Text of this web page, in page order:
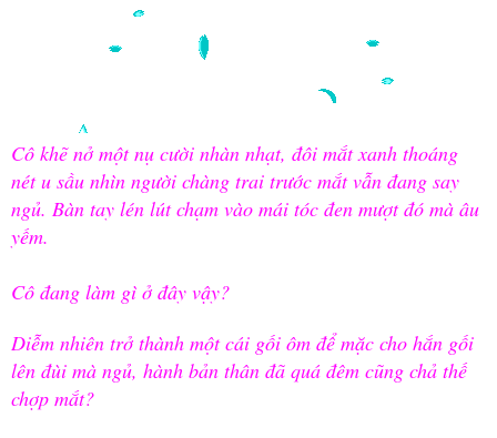
Cô khẽ nở một nụ cười nhàn nhạt, đôi mắt xanh thoáng
nét u sầu nhìn người chàng trai trước mắt vẫn đang say
ngủ. Bàn tay lén lút chạm vào mái tóc đen mượt đó mà âu
yếm.
Cô đang làm gì ở đây vậy?
Diễm nhiên trở thành một cái gối ôm để mặc cho hắn gối
lên đùi mà ngủ, hành bản thân đã quá đêm cũng chả thế
chợp mắt?